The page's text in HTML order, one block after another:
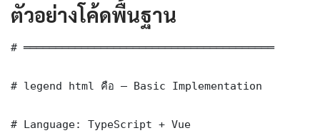
ตัวอย่างโค้ดพื้นฐาน
# ═══════════════════════════════════════
# legend html คือ — Basic Implementation
# Language: TypeScript + Vue